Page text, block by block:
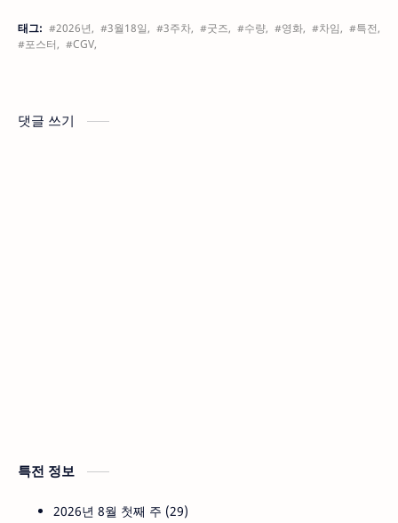
태그: #2026년, #3월18일, #3주차, #굿즈, #수량, #영화, #차임, #특전,
#포스터, #CGV,
댓글 쓰기
특전 정보
2026년 8월 첫째 주 29